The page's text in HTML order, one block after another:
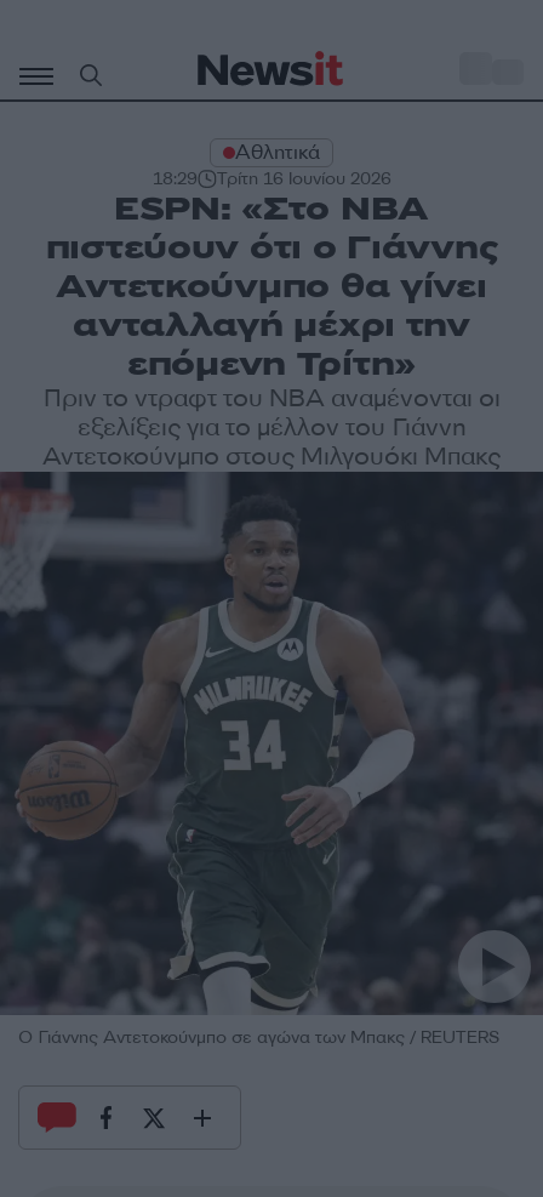
περιεχόμενο
Αθλητικά
18:29 Τρίτη 16 Ιουνίου 2026
ESPN: «Στο NBA
πιστεύουν ότι ο Γιάννης
Αντετκούνμπο θα γίνει
ανταλλαγή μέχρι την
επόμενη Τρίτη»
Πριν το ντραφτ του NBA αναμένονται οι
εξελίξεις για το μέλλον του Γιάννη
Αντετοκούνμπο στους Μιλγουόκι Μπακς
Ο Γιάννης Αντετοκούνμπο σε αγώνα των Μπακς / REUTERS